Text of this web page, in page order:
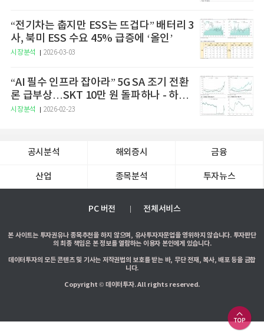
“전기차는 춥지만 ESS는 뜨겁다” 배터리 3
사, 북미 ESS 수요 45% 급증에 ‘올인’
시장분석 2026-03-03
“AI 필수 인프라 잡아라” 5G SA 조기 전환
론 급부상…SKT 10만 원 돌파하나 - 하나
증권
시장분석 2026-02-23
공시분석 해외증시 금융
산업 종목분석 투자뉴스
PC 버전 전체서비스
본 사이트는 투자권유나 종목추천을 하지 않으며, 유사투자자문업을 영위하지 않습니다. 투자판단
의 최종 책임은 본 정보를 열람하는 이용자 본인에게 있습니다.
데이터투자의 모든 콘텐츠 및 기사는 저작권법의 보호를 받는 바, 무단 전재, 복사, 배포 등을 금합
니다.
Copyright © 데이터투자. All rights reserved.